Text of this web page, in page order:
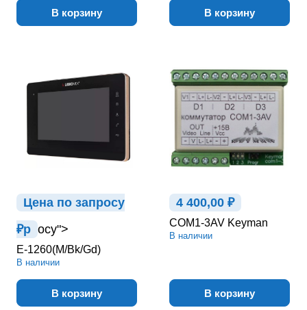
В корзину В корзину
Цена по запросу
₽р осу">
E-1260(M/Bk/Gd)
В наличии
В корзину
4 400,00 ₽
COM1-3AV Keyman
В наличии
В корзину